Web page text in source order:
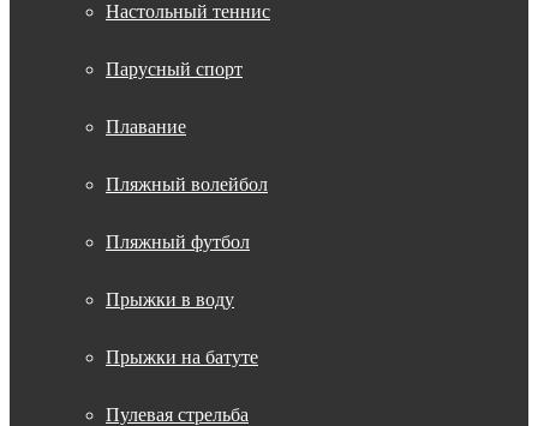
Настольный теннис
Парусный спорт
Плавание
Пляжный волейбол
Пляжный футбол
Прыжки в воду
Прыжки на батуте
Пулевая стрельба